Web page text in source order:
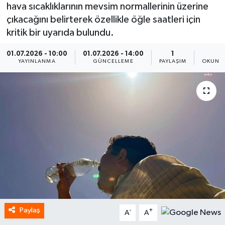
hava sıcaklıklarının mevsim normallerinin üzerine
çıkacağını belirterek özellikle öğle saatleri için
kritik bir uyarıda bulundu.
01.07.2026 - 10:00
YAYINLANMA
01.07.2026 - 14:00
GÜNCELLEME PAYLAŞIM
Paylaş A- A+